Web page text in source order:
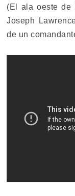
(El ala oeste de
Joseph
de un